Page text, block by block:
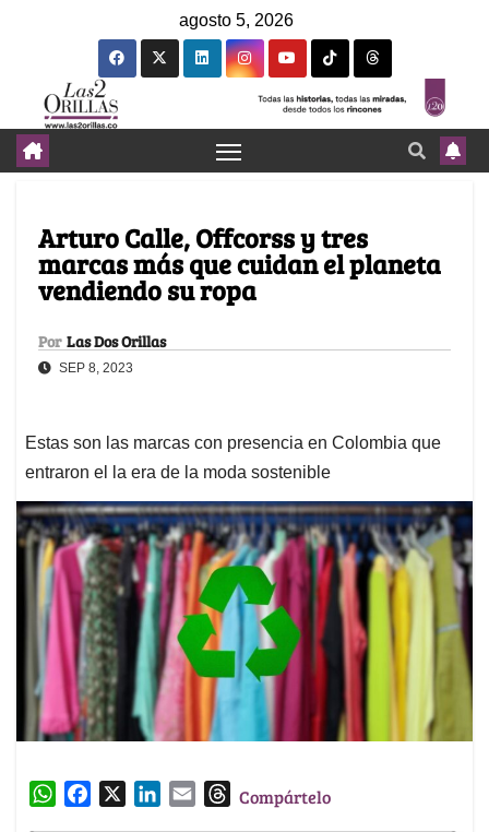
agosto 5, 2026
Arturo Calle, Offcorss y tres
marcas más que cuidan el planeta
vendiendo su ropa
Por Las Dos Orillas
SEP 8, 2023
Estas son las marcas con presencia en Colombia que
entraron el la era de la moda sostenible
W
TCompártelo